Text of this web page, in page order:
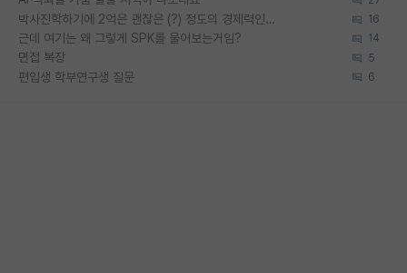
박사진학하기에 2억은 괜찮은 (?) 정도의 경제력인가요 16
근데 여기는 왜 그렇게 SPK를 물어보는거임? 14
면접 복장 5
편입생 학부연구생 질문 6